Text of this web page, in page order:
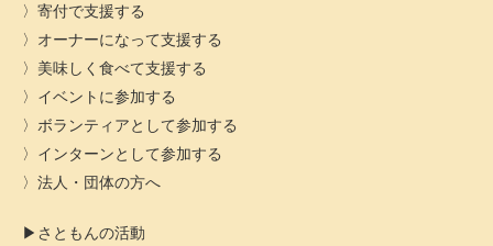
寄付で支援する
オーナーになって支援する
美味しく食べて支援する
イベントに参加する
ボランティアとして参加する
インターンとして参加する
法人・団体の方へ
さともんの活動